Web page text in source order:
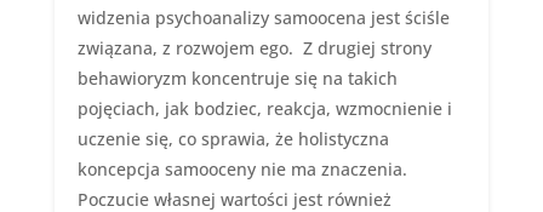
widzenia psychoanalizy samoocena jest ściśle
związana, z rozwojem ego. Z drugiej strony
behawioryzm koncentruje się na takich
pojęciach, jak bodziec, reakcja, wzmocnienie i
uczenie się, co sprawia, że ​​holistyczna
koncepcja samooceny nie ma znaczenia.
Poczucie własnej wartości jest również